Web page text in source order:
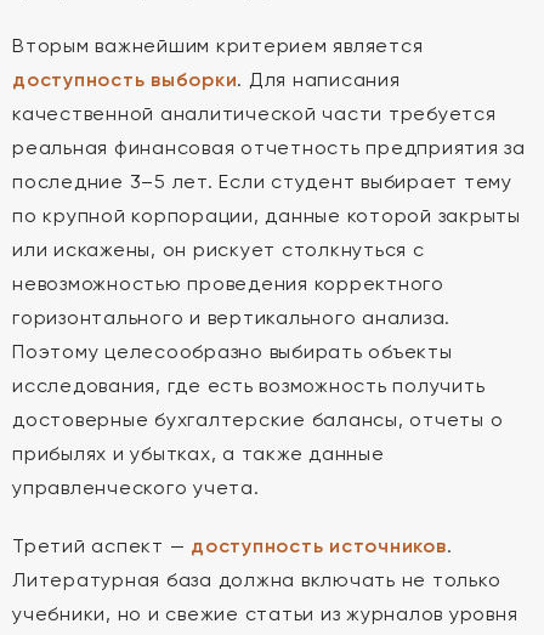
Вторым важнейшим критерием является
доступность выборки. Для написания
качественной аналитической части требуется
реальная финансовая отчетность предприятия за
последние 3–5 лет. Если студент выбирает тему
по крупной корпорации, данные которой закрыты
или искажены, он рискует столкнуться с
невозможностью проведения корректного
горизонтального и вертикального анализа.
Поэтому целесообразно выбирать объекты
исследования, где есть возможность получить
достоверные бухгалтерские балансы, отчеты о
прибылях и убытках, а также данные
управленческого учета.
Третий аспект — доступность источников.
Литературная база должна включать не только
учебники, но и свежие статьи из журналов уровня